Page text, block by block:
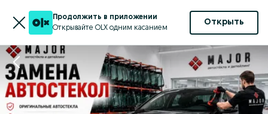
Продолжить в приложении
Открывайте OLX одним касанием
Открыть